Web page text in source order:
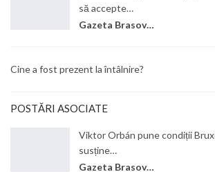
să accepte…
Gazeta Brasovului
Cine a fost prezent la întâlnire?
POSTĂRI ASOCIATE
Viktor Orbán pune condiții
susține…
Gazeta Brasovului